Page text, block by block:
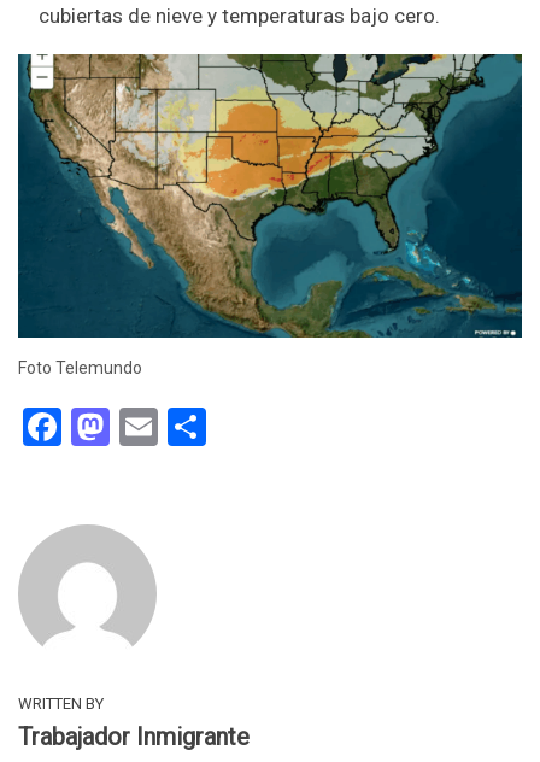
cubiertas de nieve y temperaturas bajo cero.
Foto Telemundo
Facebook
Mastodon
Email
WRITTEN BY
Trabajador Inmigrante